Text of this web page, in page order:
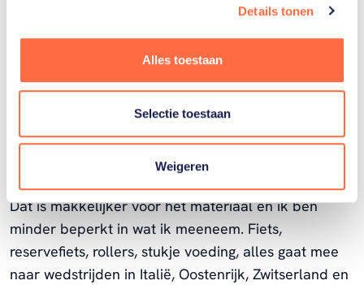
Details tonen
Alles toestaan
Selectie toestaan
Weigeren
nummer 1. Energie voor sociaal leven mag niet ten
"Ik ben veel onderweg. De afgelopen jaren werden
de WK's vanuit de wielerbond KNWU geregeld. De
overige wedstrijden en trainingskampen moest ik
zelf regelen. Indien mogelijk doe ik dit met de auto.
Dat is makkelijker voor het materiaal en ik ben
minder beperkt in wat ik meeneem. Fiets,
reservefiets, rollers, stukje voeding, alles gaat mee
naar wedstrijden in Italië, Oostenrijk, Zwitserland en